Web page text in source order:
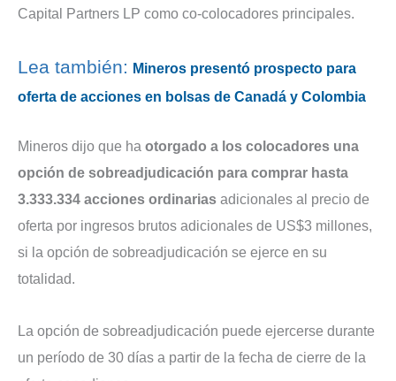
Capital Partners LP como co-colocadores principales.
Lea también: Mineros presentó prospecto para
oferta de acciones en bolsas de Canadá y Colombia
Mineros dijo que ha otorgado a los colocadores una
opción de sobreadjudicación para comprar hasta
3.333.334 acciones ordinarias adicionales al precio de
oferta por ingresos brutos adicionales de US$3 millones,
si la opción de sobreadjudicación se ejerce en su
totalidad.
La opción de sobreadjudicación puede ejercerse durante
un período de 30 días a partir de la fecha de cierre de la